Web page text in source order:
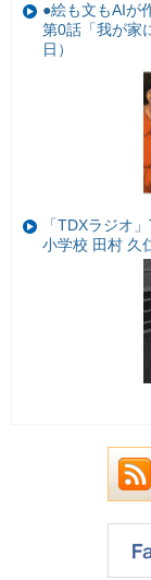
●絵も文もAIが
第0話「我が家
日）
「TDXラジオ
小学校 田村 久